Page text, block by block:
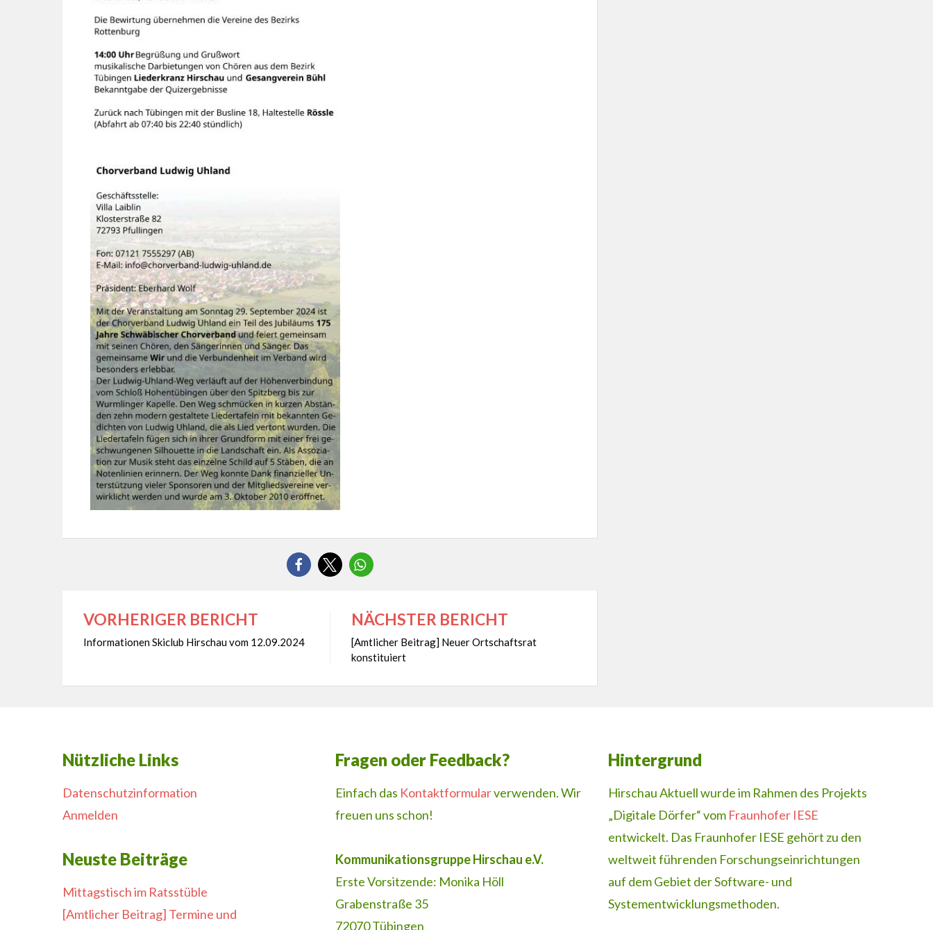
Beitragsnavigation
VORHERIGER BERICHT
Informationen Skiclub Hirschau vom 12.09.2024
NÄCHSTER BERICHT
[Amtlicher Beitrag] Neuer Ortschaftsrat
konstituiert
Nützliche Links
Datenschutzinformation
Anmelden
Neuste Beiträge
Mittagstisch im Ratsstüble
[Amtlicher Beitrag] Termine und
Fragen oder Feedback?
Einfach das Kontaktformularverwenden. Wir
freuen uns schon!
Kommunikationsgruppe Hirschau e.V.
Erste Vorsitzende: Monika Höll
Grabenstraße 35
72070 Tübingen
Hintergrund
Hirschau Aktuell wurde im Rahmen des Projekts
„Digitale Dörfer“ vom Fraunhofer IESE
entwickelt. Das Fraunhofer IESE gehört zu den
weltweit führenden Forschungseinrichtungen
auf dem Gebiet der Software- und
Systementwicklungsmethoden.